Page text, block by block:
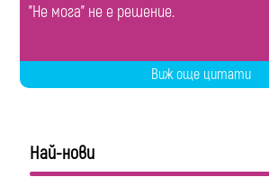
"Не мога" не е решение.
Виж още цитати
Най-нови